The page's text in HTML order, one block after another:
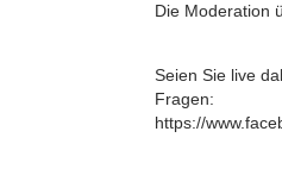
Die Moderation
Seien Sie live
Fragen:
https://